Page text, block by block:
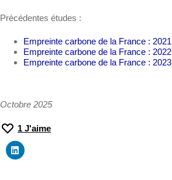
Précédentes études :
Empreinte carbone de la France : 2021
Empreinte carbone de la France : 2022
Empreinte carbone de la France : 2023
Octobre 2025
1 J'aime